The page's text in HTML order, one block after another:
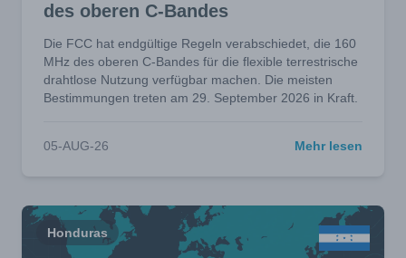
des oberen C-Bandes
Die FCC hat endgültige Regeln verabschiedet, die 160
MHz des oberen C-Bandes für die flexible terrestrische
drahtlose Nutzung verfügbar machen. Die meisten
Bestimmungen treten am 29. September 2026 in Kraft.
05-AUG-26 Mehr lesen
Honduras